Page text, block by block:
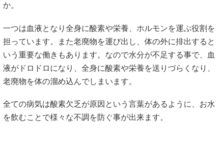
か。
一つは血液となり全身に酸素や栄養、ホルモンを運ぶ役割を
担っています。また老廃物を運び出し、体の外に排出すると
いう重要な働きもあります。なので水分が不足する事で、血
液がドロドロになり、全身に酸素や栄養を送りづらくなり、
老廃物を体の溜め込んでしまいます。
全ての病気は酸素欠乏が原因という言葉があるように、お水
を飲むことで様々な不調を防ぐ事が出来ます。